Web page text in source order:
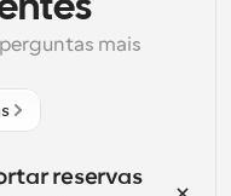
mais
reservas